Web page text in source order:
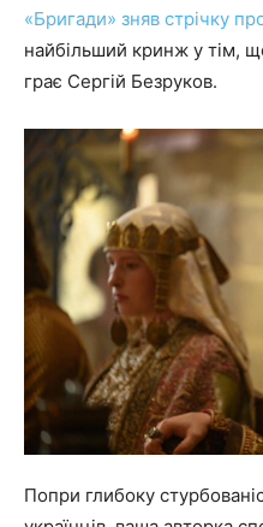
«Бригади» зняв стрічку
найбільший кринж у тім,
грає Сергій Безруков.
Попри глибоку